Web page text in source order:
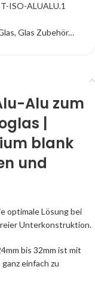
ISO-ALUALU.1
, Glas Zubehör,
Alu zum
|
blank
und
optimale Lösung bei
Unterkonstruktion.
bis 32mm ist mit
einfach zu